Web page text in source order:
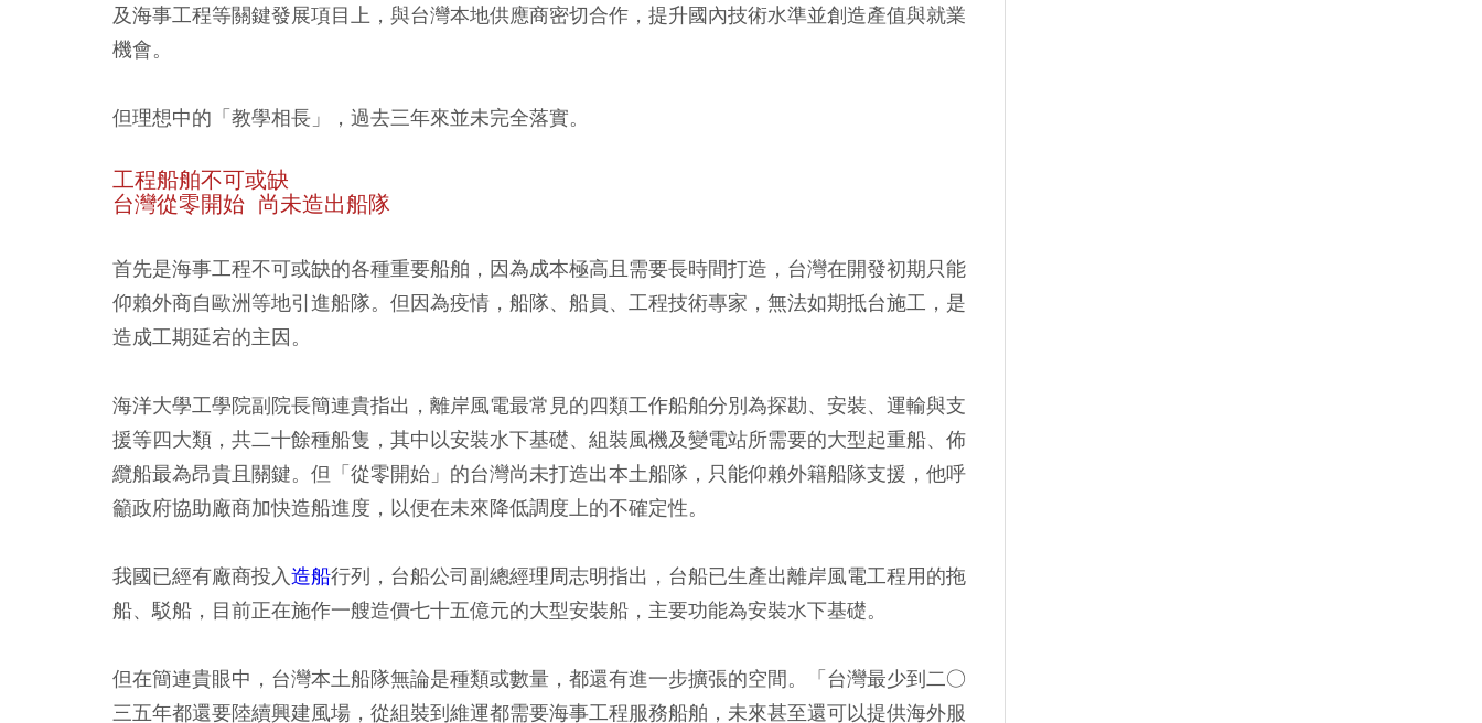
及海事工程等關鍵發展項目上，與台灣本地供應商密切合作，提升國內技術水準並創造產值與就業
機會。
但理想中的「教學相長」，過去三年來並未完全落實。
工程船舶不可或缺
台灣從零開始 尚未造出船隊
首先是海事工程不可或缺的各種重要船舶，因為成本極高且需要長時間打造，台灣在開發初期只能
仰賴外商自歐洲等地引進船隊。但因為疫情，船隊、船員、工程技術專家，無法如期抵台施工，是
造成工期延宕的主因。
海洋大學工學院副院長簡連貴指出，離岸風電最常見的四類工作船舶分別為探勘、安裝、運輸與支
援等四大類，共二十餘種船隻，其中以安裝水下基礎、組裝風機及變電站所需要的大型起重船、佈
纜船最為昂貴且關鍵。但「從零開始」的台灣尚未打造出本土船隊，只能仰賴外籍船隊支援，他呼
籲政府協助廠商加快造船進度，以便在未來降低調度上的不確定性。
我國已經有廠商投入造船行列，台船公司副總經理周志明指出，台船已生產出離岸風電工程用的拖
船、駁船，目前正在施作一艘造價七十五億元的大型安裝船，主要功能為安裝水下基礎。
但在簡連貴眼中，台灣本土船隊無論是種類或數量，都還有進一步擴張的空間。「台灣最少到二○
三五年都還要陸續興建風場，從組裝到維運都需要海事工程服務船舶，未來甚至還可以提供海外服